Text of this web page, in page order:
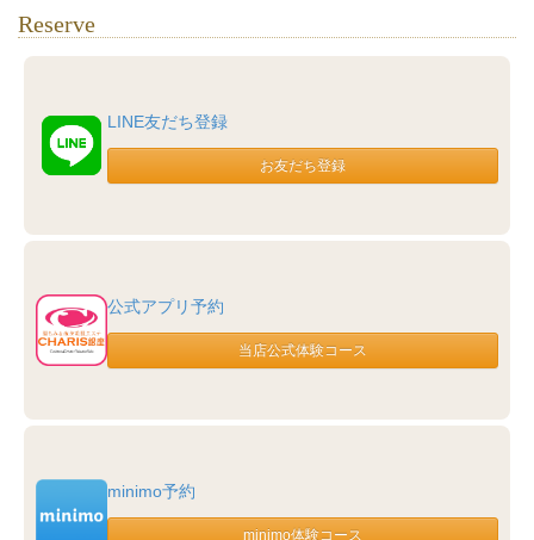
Reserve
LINE友だち登録
公式アプリ予約
minimo予約